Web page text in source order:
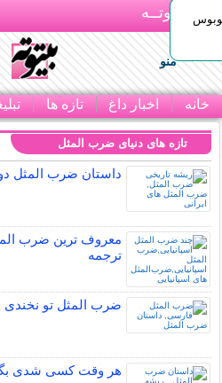
بـیتوتــه
منو
خانه اخبار داغ تازه ها
تازه های دنیای ضرب المثل
داستان ضرب المثل
معروف ترین ضرب
ترجمه
ضرب المثل تو نخندی
هر وقت کسی شدی